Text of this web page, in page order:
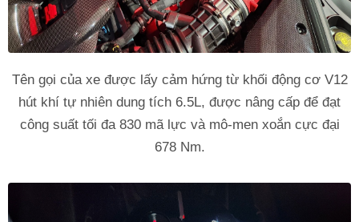
Tên gọi của xe được lấy cảm hứng từ khối động cơ V12
hút khí tự nhiên dung tích 6.5L, được nâng cấp để đạt
công suất tối đa 830 mã lực và mô-men xoắn cực đại
678 Nm.